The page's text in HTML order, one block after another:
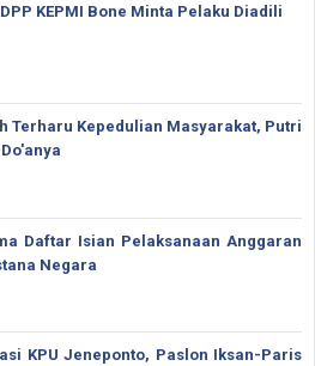
KEPMI Bone Minta Pelaku Diadili
Terharu Kepedulian Masyarakat, Putri
Daftar Isian Pelaksanaan Anggaran
Negara
KPU Jeneponto, Paslon Iksan-Paris